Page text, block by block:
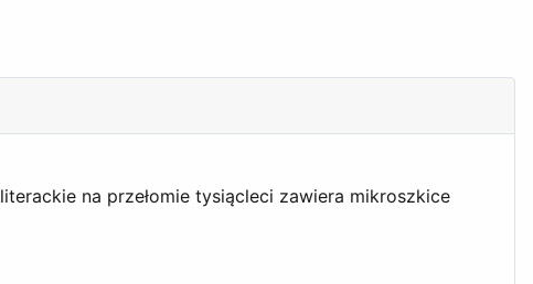
na przełomie tysiącleci zawiera mikroszkice